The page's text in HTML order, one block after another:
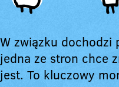
W związku dochodzi
jedna ze stron chce
jest. To kluczowy